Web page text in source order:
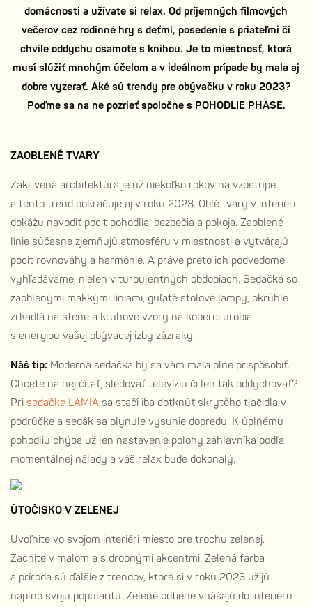
domácnosti a užívate si relax. Od príjemných filmových
večerov cez rodinné hry s deťmi, posedenie s priateľmi či
chvíle oddychu osamote s knihou. Je to miestnosť, ktorá
musí slúžiť mnohým účelom a v ideálnom prípade by mala aj
dobre vyzerať. Aké sú trendy pre obývačku v roku 2023?
Poďme sa na ne pozrieť spoločne s POHODLIE PHASE.
ZAOBLENÉ TVARY
Zakrivená architektúra je už niekoľko rokov na vzostupe
a tento trend pokračuje aj v roku 2023. Oblé tvary v interiéri
dokážu navodiť pocit pohodlia, bezpečia a pokoja. Zaoblené
línie súčasne zjemňujú atmosféru v miestnosti a vytvárajú
pocit rovnováhy a harmónie. A práve preto ich podvedome
vyhľadávame, nielen v turbulentných obdobiach. Sedačka so
zaoblenými mäkkými líniami, guľaté stolové lampy, okrúhle
zrkadlá na stene a kruhové vzory na koberci urobia
s energiou vašej obývacej izby zázraky.
Náš tip: Moderná sedačka by sa vám mala plne prispôsobiť.
Chcete na nej čítať, sledovať televíziu či len tak oddychovať?
Pri sedačke LAMIA sa stačí iba dotknúť skrytého tlačidla v
podrúčke a sedák sa plynule vysunie dopredu. K úplnému
pohodliu chýba už len nastavenie polohy záhlavníka podľa
momentálnej nálady a váš relax bude dokonalý.
ÚTOČISKO V ZELENEJ
Uvoľnite vo svojom interiéri miesto pre trochu zelenej.
Začnite v malom a s drobnými akcentmi. Zelená farba
a príroda sú ďalšie z trendov, ktoré si v roku 2023 užijú
naplno svoju popularitu. Zelené odtiene vnášajú do interiéru